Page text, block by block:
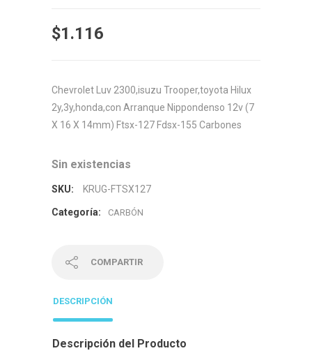
$1.116
Chevrolet Luv 2300,isuzu Trooper,toyota Hilux
2y,3y,honda,con Arranque Nippondenso 12v (7
X 16 X 14mm) Ftsx-127 Fdsx-155 Carbones
Sin existencias
SKU: KRUG-FTSX127
Categoría: CARBÓN
COMPARTIR
DESCRIPCIÓN
Descripción del Producto